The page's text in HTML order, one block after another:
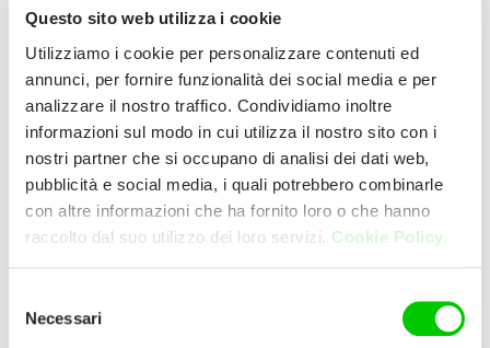
Questo sito web utilizza i cookie
Utilizziamo i cookie per personalizzare contenuti ed
annunci, per fornire funzionalità dei social media e per
analizzare il nostro traffico. Condividiamo inoltre
informazioni sul modo in cui utilizza il nostro sito con i
nostri partner che si occupano di analisi dei dati web,
pubblicità e social media, i quali potrebbero combinarle
con altre informazioni che ha fornito loro o che hanno
raccolto dal suo utilizzo dei loro servizi. Cookie Policy.
delNecessari
Trony
Via Pietro De’Santi 1 64020 San Nicolo' A
E:trony.teramo@dml-italia.com